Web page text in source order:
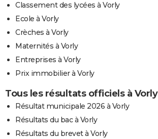
Classement des lycées à Vorly
Ecole à Vorly
Crèches à Vorly
Maternités à Vorly
Entreprises à Vorly
Prix immobilier à Vorly
Tous les résultats officiels à Vorly
Résultat municipale 2026 à Vorly
Résultats du bac à Vorly
Résultats du brevet à Vorly